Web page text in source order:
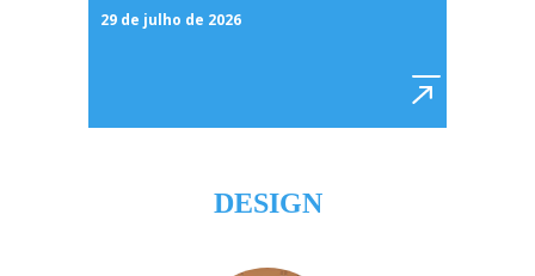
29 de julho de 2026
DESIGN